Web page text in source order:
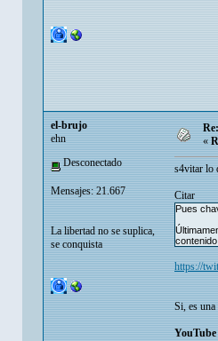
el-brujo
ehn
Desconectado
Mensajes: 21.667
La libertad no se suplica,
se conquista
«
s4vitar lo
Citar
Pues
https://
Si, es
YouTube